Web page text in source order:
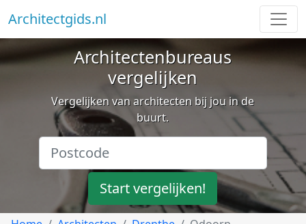
Architectgids.nl
Architectenbureaus
vergelijken
Vergelijken van architecten bij jou in de
buurt.
Start vergelijken!